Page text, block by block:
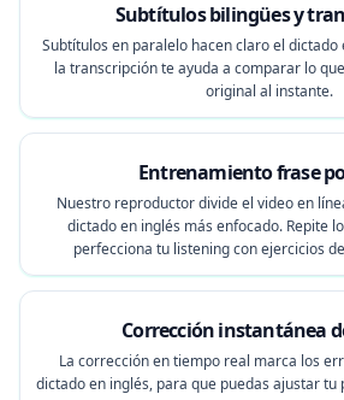
Subtítulos bilingües y
Subtítulos en paralelo hacen claro el
la transcripción te ayuda a comparar lo
original al instante.
Entrenamiento frase
Nuestro reproductor divide el video en
dictado en inglés más enfocado. Repite
perfecciona tu listening con ejercicios
Corrección instantánea
La corrección en tiempo real marca los
dictado en inglés, para que puedas ajustar tu